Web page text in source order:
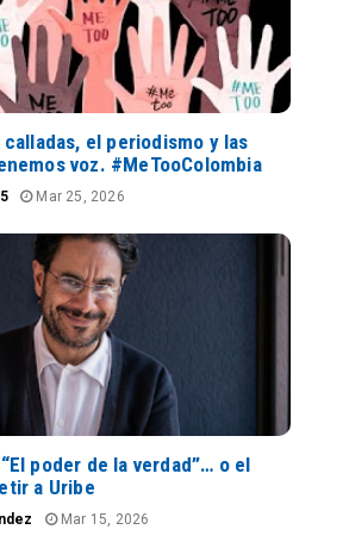
calladas, el periodismo y las
voz. #MeTooColombia
Mar 25, 2026
poder de la verdad”… o el
a Uribe
Mar 15, 2026